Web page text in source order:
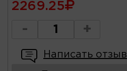
2269.25
- +
Написать отзыв